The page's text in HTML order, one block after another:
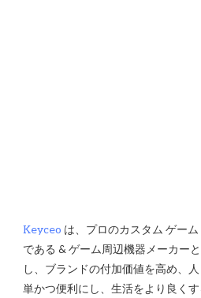
Keyceo は、プロのカスタム ゲー
である & ゲーム周辺機器メーカー
し、ブランドの付加価値を高め、
単かつ便利にし、生活をより良く